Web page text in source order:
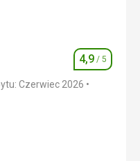
Ocena
4,9 / 5
Czerwiec 2026